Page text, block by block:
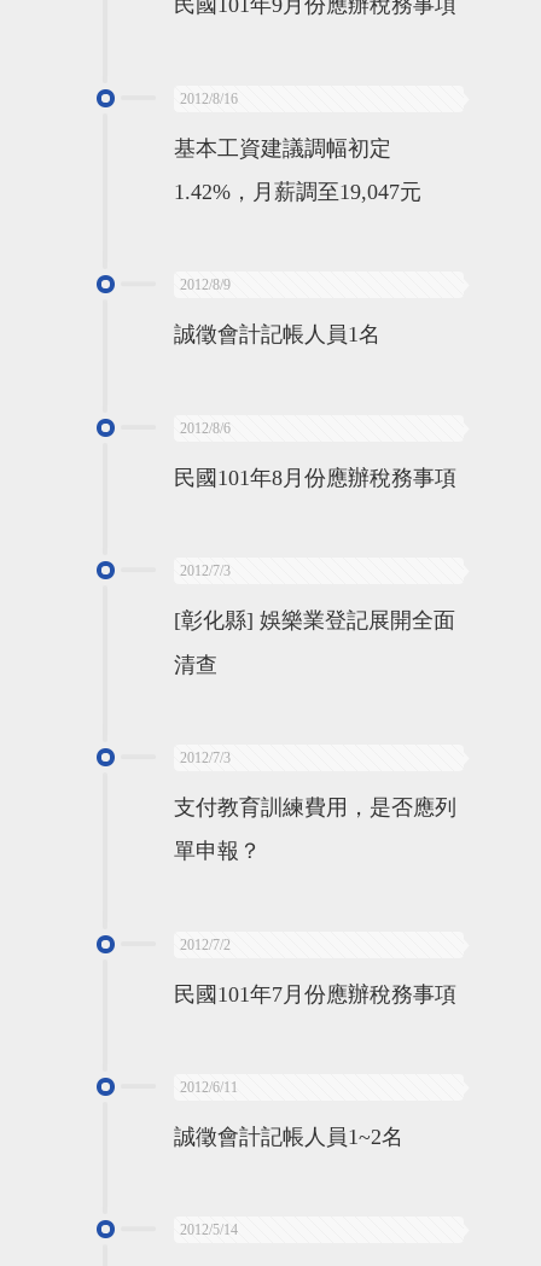
民國101年9月份應辦稅務事項
2012/8/16
基本工資建議調幅初定
1.42%，月薪調至19,047元
2012/8/9
誠徵會計記帳人員1名
2012/8/6
民國101年8月份應辦稅務事項
2012/7/3
[彰化縣] 娛樂業登記展開全面
清查
2012/7/3
支付教育訓練費用，是否應列
單申報？
2012/7/2
民國101年7月份應辦稅務事項
2012/6/11
誠徵會計記帳人員1~2名
2012/5/14